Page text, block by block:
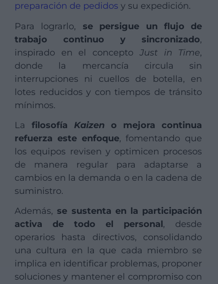
preparación de pedidos y su expedición.
Para lograrlo, se persigue un flujo de
trabajo continuo y sincronizado,
inspirado en el conceptoJust in Time,
donde la mercancía circula sin
interrupciones ni cuellos de botella, en
lotes reducidos y con tiempos de tránsito
mínimos.
Lafilosofía Kaizen o mejora continua
refuerza este enfoque, fomentando que
los equipos revisen y optimicen procesos
de manera regular para adaptarse a
cambios en la demanda o en la cadena de
suministro.
Además, se sustenta en la participación
activa de todo el personal, desde
operarios hasta directivos, consolidando
una cultura en la que cada miembro se
implica en identificar problemas, proponer
soluciones y mantener el compromiso con